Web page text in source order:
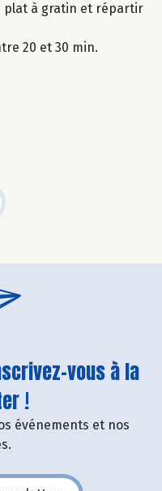
plat à gratin et répartir
20 et 30 min.
vous à la
!
événements et nos